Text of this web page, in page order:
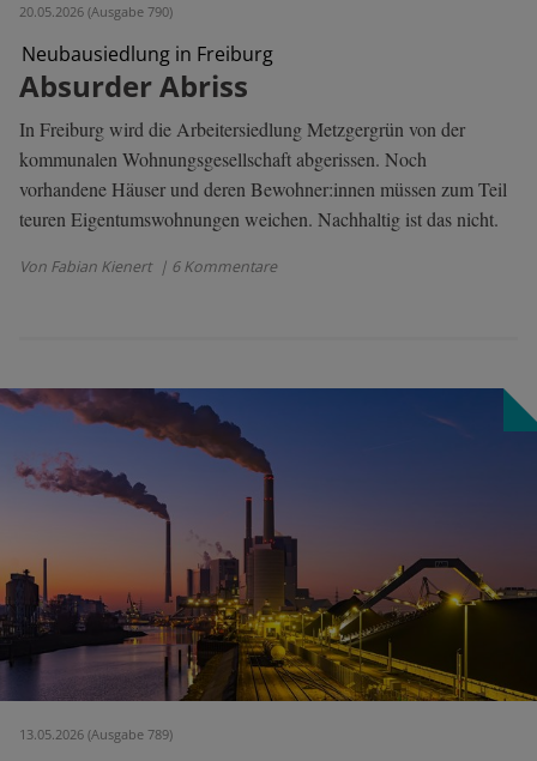
20.05.2026 (Ausgabe 790)
Neubausiedlung in Freiburg
Absurder Abriss
In Freiburg wird die Arbeitersiedlung Metzgergrün von der
kommunalen Wohnungsgesellschaft abgerissen. Noch
vorhandene Häuser und deren Bewohner:innen müssen zum Teil
teuren Eigentumswohnungen weichen. Nachhaltig ist das nicht.
Von Fabian Kienert | 6 Kommentare
13.05.2026 (Ausgabe 789)